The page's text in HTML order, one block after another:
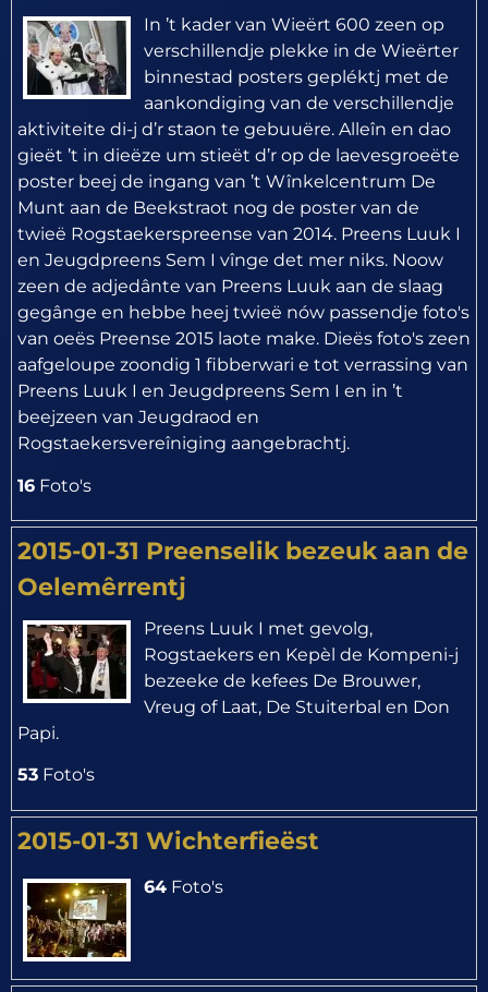
In ’t kader van Wieërt 600 zeen op
verschillendje plekke in de Wieërter
binnestad posters gepléktj met de
aankondiging van de verschillendje
aktiviteite di-j d’r staon te gebuuëre. Alleîn en dao
gieët ’t in dieëze um stieët d’r op de laevesgroeëte
poster beej de ingang van ’t Wînkelcentrum De
Munt aan de Beekstraot nog de poster van de
twieë Rogstaekerspreense van 2014. Preens Luuk I
en Jeugdpreens Sem I vînge det mer niks. Noow
zeen de adjedânte van Preens Luuk aan de slaag
gegânge en hebbe heej twieë nów passendje foto's
van oeës Preense 2015 laote make. Dieës foto's zeen
aafgeloupe zoondig 1 fibberwari e tot verrassing van
Preens Luuk I en Jeugdpreens Sem I en in ’t
beejzeen van Jeugdraod en
Rogstaekersvereîniging aangebrachtj.
16 Foto's
2015-01-31 Preenselik bezeuk aan de
Oelemêrrentj
Preens Luuk I met gevolg,
Rogstaekers en Kepèl de Kompeni-j
bezeeke de kefees De Brouwer,
Vreug of Laat, De Stuiterbal en Don
Papi.
53 Foto's
2015-01-31 Wichterfieëst
64 Foto's